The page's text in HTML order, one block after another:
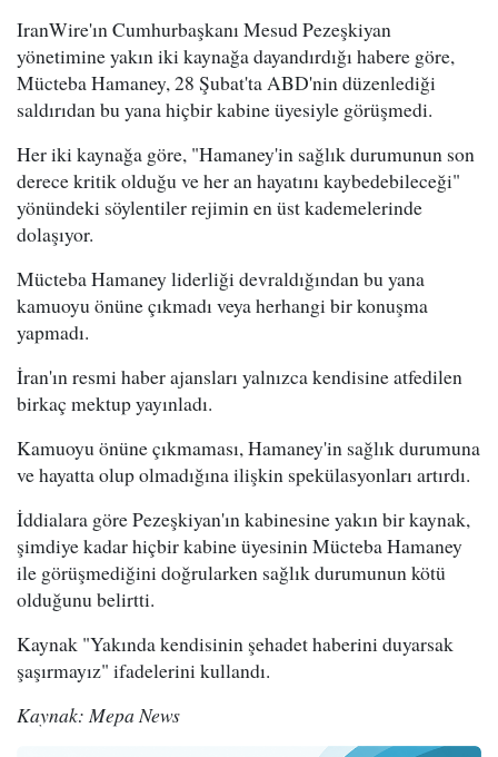
IranWire'ın Cumhurbaşkanı Mesud Pezeşkiyan
yönetimine yakın iki kaynağa dayandırdığı habere göre,
Mücteba Hamaney, 28 Şubat'ta ABD'nin düzenlediği
saldırıdan bu yana hiçbir kabine üyesiyle görüşmedi.
Her iki kaynağa göre, "Hamaney'in sağlık durumunun son
derece kritik olduğu ve her an hayatını kaybedebileceği"
yönündeki söylentiler rejimin en üst kademelerinde
dolaşıyor.
Mücteba Hamaney liderliği devraldığından bu yana
kamuoyu önüne çıkmadı veya herhangi bir konuşma
yapmadı.
İran'ın resmi haber ajansları yalnızca kendisine atfedilen
birkaç mektup yayınladı.
Kamuoyu önüne çıkmaması, Hamaney'in sağlık durumuna
ve hayatta olup olmadığına ilişkin spekülasyonları artırdı.
İddialara göre Pezeşkiyan'ın kabinesine yakın bir kaynak,
şimdiye kadar hiçbir kabine üyesinin Mücteba Hamaney
ile görüşmediğini doğrularken sağlık durumunun kötü
olduğunu belirtti.
Kaynak "Yakında kendisinin şehadet haberini duyarsak
şaşırmayız" ifadelerini kullandı.
Kaynak: Mepa News